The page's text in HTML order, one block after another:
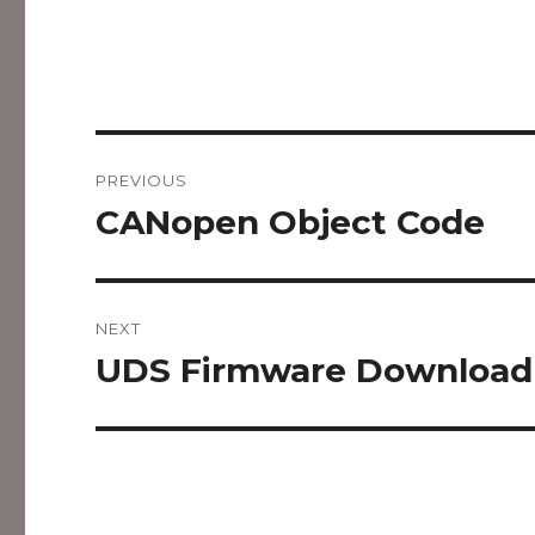
navigation
PREVIOUS
Previous
CANopen Object Code
NEXT
Next
UDS Firmware